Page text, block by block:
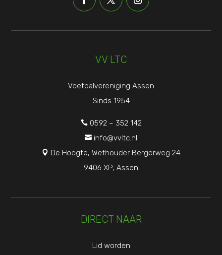
VV LTC
Voetbalvereniging Assen
Sinds 1954
 0592 – 352 142
 info@vvltc.nl
 De Hoogte, Wethouder Bergerweg 24
9406 XP, Assen
DIRECT NAAR
Lid worden